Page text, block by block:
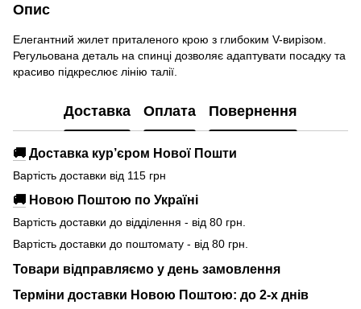
Опис
Елегантний жилет приталеного крою з глибоким V-вирізом.
Регульована деталь на спинці дозволяє адаптувати посадку та
красиво підкреслює лінію талії.
Доставка Оплата Повернення
🚚 Доставка кур’єром Нової Пошти
Вартість доставки від 115 грн
🚚 Новою Поштою по Україні
Вартість доставки до відділення - від 80 грн.
Вартість доставки до поштомату - від 80 грн.
Товари відправляємо у день замовлення
Терміни доставки Новою Поштою: до 2-х днів